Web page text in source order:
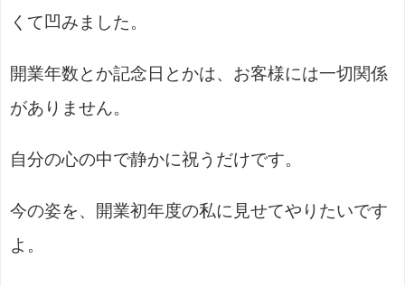
くて凹みました。
開業年数とか記念日とかは、お客様には一切関係
がありません。
自分の心の中で静かに祝うだけです。
今の姿を、開業初年度の私に見せてやりたいです
よ。